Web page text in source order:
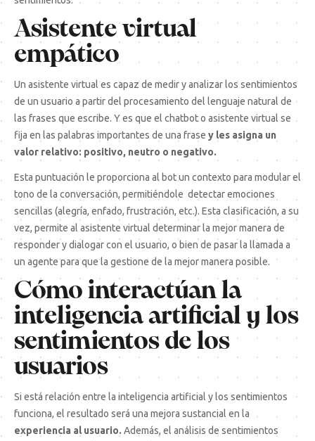
Asistente virtual
empático
Un asistente virtual es capaz de medir y analizar los sentimientos
de un usuario a partir del procesamiento del lenguaje natural de
las frases que escribe. Y es que el chatbot o asistente virtual se
fija en las palabras importantes de una frase y les asigna un
valor relativo: positivo, neutro o negativo.
Esta puntuación le proporciona al bot un contexto para modular el
tono de la conversación, permitiéndole detectar emociones
sencillas (alegría, enfado, frustración, etc.). Esta clasificación, a su
vez, permite al asistente virtual determinar la mejor manera de
responder y dialogar con el usuario, o bien de pasar la llamada a
un agente para que la gestione de la mejor manera posible.
Cómo interactúan la
inteligencia artificial y los
sentimientos de los
usuarios
Si está relación entre la inteligencia artificial y los sentimientos
funciona, el resultado será una mejora sustancial en la
experiencia al usuario. Además, el análisis de sentimientos